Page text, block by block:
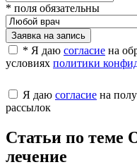
* поля обязательны
Заявка на запись
* Я даю согласие на
условиях политики
Я даю согласие на
рассылок
Статьи по теме
лечение